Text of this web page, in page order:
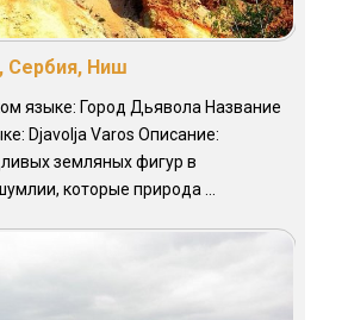
Сербия, Ниш
языке: Город Дьявола Название
Djavolja Varos Описание:
земляных фигур в
которые природа ...